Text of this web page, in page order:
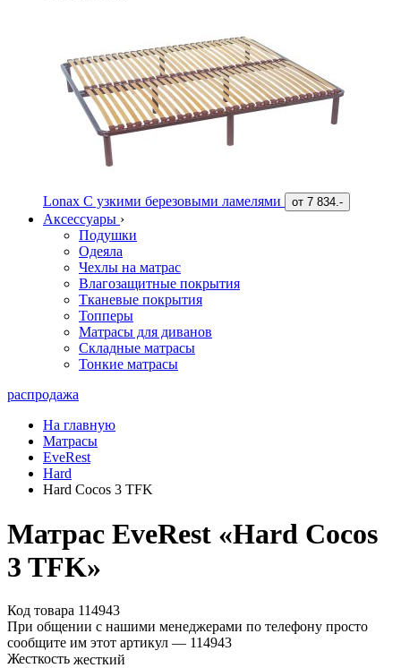
Lonax С узкими березовыми ламелями от 7 834.-
Аксессуары ›
Подушки
Одеяла
Чехлы на матрас
Влагозащитные покрытия
Тканевые покрытия
Топперы
Матрасы для диванов
Складные матрасы
Тонкие матрасы
распродажа
На главную
Матрасы
EveRest
Hard
Hard Cocos 3 TFK
Матрас EveRest «Hard Cocos
3 TFK»
Код товара 114943
При общении с нашими менеджерами по телефону просто
сообщите им этот артикул — 114943
Жесткость жесткий